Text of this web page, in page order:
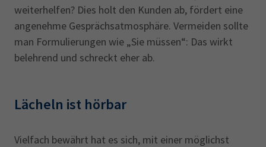
weiterhelfen? Dies holt den Kunden ab, fördert eine
angenehme Gesprächsatmosphäre. Vermeiden sollte
man Formulierungen wie „Sie müssen“: Das wirkt
belehrend und schreckt eher ab.
Lächeln ist hörbar
Vielfach bewährt hat es sich, mit einer möglichst